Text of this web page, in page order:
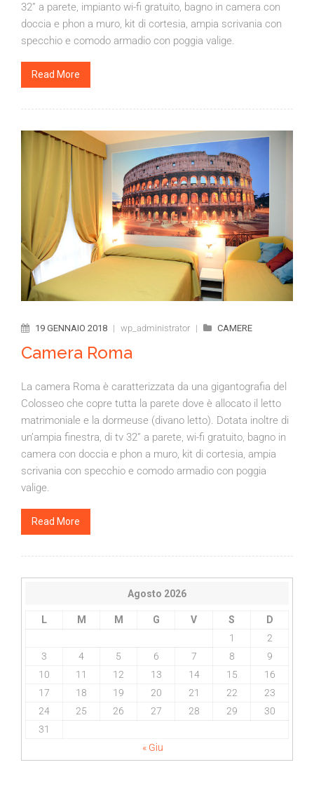
32” a parete, impianto wi-fi gratuito, bagno in camera con
doccia e phon a muro, kit di cortesia, ampia scrivania con
specchio e comodo armadio con poggia valige.
Read More
19 GENNAIO 2018 | wp_administrator | CAMERE
Camera Roma
La camera Roma è caratterizzata da una gigantografia del
Colosseo che copre tutta la parete dove è allocato il letto
matrimoniale e la dormeuse (divano letto). Dotata inoltre di
un’ampia finestra, di tv 32” a parete, wi-fi gratuito, bagno in
camera con doccia e phon a muro, kit di cortesia, ampia
scrivania con specchio e comodo armadio con poggia
valige.
Read More
Agosto 2026
L M M G V S
D
1
2
3
4 5 6 7 8
9
10
11 12 13 14 15
16
17
18 19 20 21 22
23
24
25 26 27 28 29
30
31
« Giu